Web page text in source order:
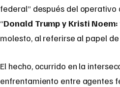
federal” después del
“Donald Trump y Kristi
molesto, al referirse al papel
El hecho, ocurrido en la
enfrentamiento entre agentes